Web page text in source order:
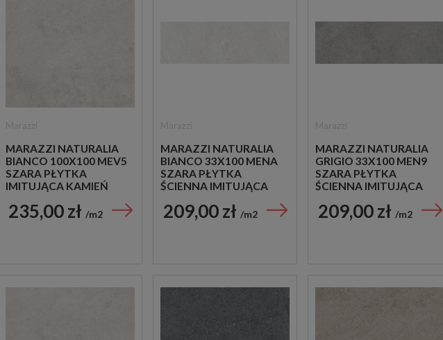
MARAZZI NATURALIA
BIANCO 100X100 MEV5
SZARA PŁYTKA
IMITUJĄCA KAMIEŃ
235,00 zł m2
MARAZZI NATURALIA
BIANCO 33X100 MENA
SZARA PŁYTKA
ŚCIENNA IMITUJĄCA
209,00 zł m2
MARAZZI NATURALIA
GRIGIO 33X100 MEN9
SZARA PŁYTKA
ŚCIENNA IMITUJĄCA
209,00 zł m2